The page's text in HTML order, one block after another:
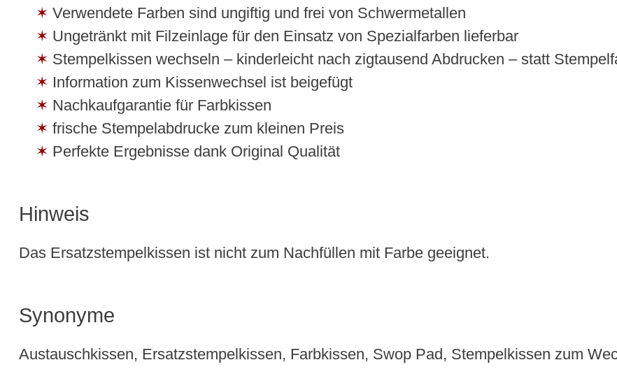
Verwendete Farben sind ungiftig und frei von Schwermetallen
Ungetränkt mit Filzeinlage für den Einsatz von Spezialfarben lieferbar
Stempelkissen wechseln – kinderleicht nach zigtausend Abdrucken – statt
Information zum Kissenwechsel ist beigefügt
Nachkaufgarantie für Farbkissen
frische Stempelabdrucke zum kleinen Preis
Perfekte Ergebnisse dank Original Qualität
Hinweis
Das Ersatzstempelkissen ist nicht zum Nachfüllen mit Farbe geeignet.
Synonyme
Austauschkissen, Ersatzstempelkissen, Farbkissen, Swop Pad, Stempelkissen zum